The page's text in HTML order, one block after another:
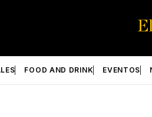
FOOD AND DRINK EVENTOS